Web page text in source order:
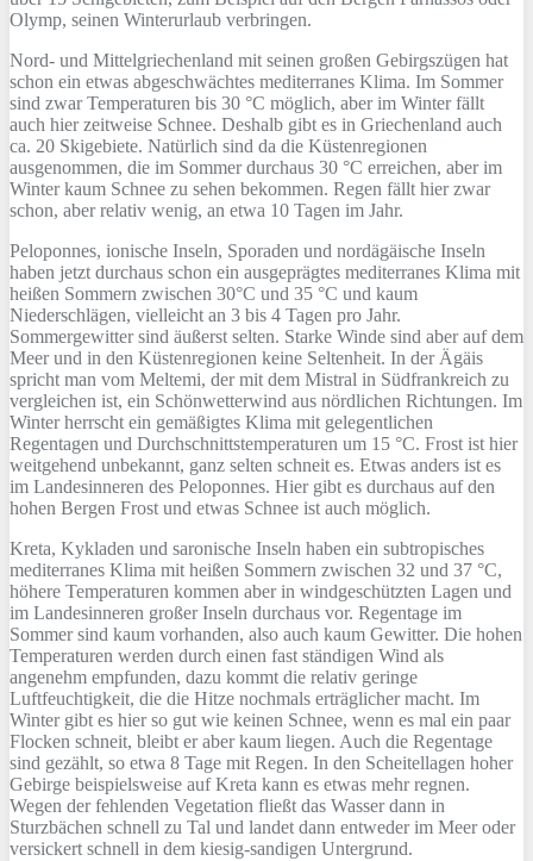
Olymp, seinen Winterurlaub verbringen.
Nord- und Mittelgriechenland mit seinen großen Gebirgszügen hat
schon ein etwas abgeschwächtes mediterranes Klima. Im Sommer
sind zwar Temperaturen bis 30 °C möglich, aber im Winter fällt
auch hier zeitweise Schnee. Deshalb gibt es in Griechenland auch
ca. 20 Skigebiete. Natürlich sind da die Küstenregionen
ausgenommen, die im Sommer durchaus 30 °C erreichen, aber im
Winter kaum Schnee zu sehen bekommen. Regen fällt hier zwar
schon, aber relativ wenig, an etwa 10 Tagen im Jahr.
Peloponnes, ionische Inseln, Sporaden und nordägäische Inseln
haben jetzt durchaus schon ein ausgeprägtes mediterranes Klima mit
heißen Sommern zwischen 30°C und 35 °C und kaum
Niederschlägen, vielleicht an 3 bis 4 Tagen pro Jahr.
Sommergewitter sind äußerst selten. Starke Winde sind aber auf dem
Meer und in den Küstenregionen keine Seltenheit. In der Ägäis
spricht man vom Meltemi, der mit dem Mistral in Südfrankreich zu
vergleichen ist, ein Schönwetterwind aus nördlichen Richtungen. Im
Winter herrscht ein gemäßigtes Klima mit gelegentlichen
Regentagen und Durchschnittstemperaturen um 15 °C. Frost ist hier
weitgehend unbekannt, ganz selten schneit es. Etwas anders ist es
im Landesinneren des Peloponnes. Hier gibt es durchaus auf den
hohen Bergen Frost und etwas Schnee ist auch möglich.
Kreta, Kykladen und saronische Inseln haben ein subtropisches
mediterranes Klima mit heißen Sommern zwischen 32 und 37 °C,
höhere Temperaturen kommen aber in windgeschützten Lagen und
im Landesinneren großer Inseln durchaus vor. Regentage im
Sommer sind kaum vorhanden, also auch kaum Gewitter. Die hohen
Temperaturen werden durch einen fast ständigen Wind als
angenehm empfunden, dazu kommt die relativ geringe
Luftfeuchtigkeit, die die Hitze nochmals erträglicher macht. Im
Winter gibt es hier so gut wie keinen Schnee, wenn es mal ein paar
Flocken schneit, bleibt er aber kaum liegen. Auch die Regentage
sind gezählt, so etwa 8 Tage mit Regen. In den Scheitellagen hoher
Gebirge beispielsweise auf Kreta kann es etwas mehr regnen.
Wegen der fehlenden Vegetation fließt das Wasser dann in
Sturzbächen schnell zu Tal und landet dann entweder im Meer oder
versickert schnell in dem kiesig-sandigen Untergrund.